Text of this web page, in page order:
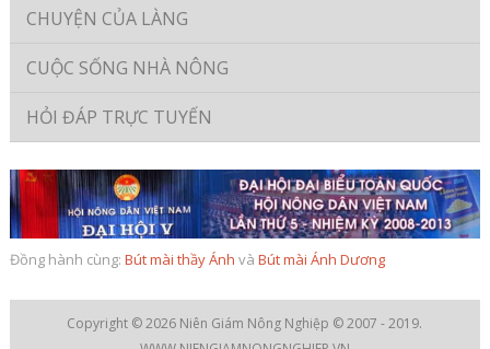
CHUYỆN CỦA LÀNG
CUỘC SỐNG NHÀ NÔNG
HỎI ĐÁP TRỰC TUYẾN
Đồng hành cùng: Bút mài thầy Ánh và Bút mài Ánh Dương
Copyright © 2026 Niên Giám Nông Nghiệp © 2007 - 2019.